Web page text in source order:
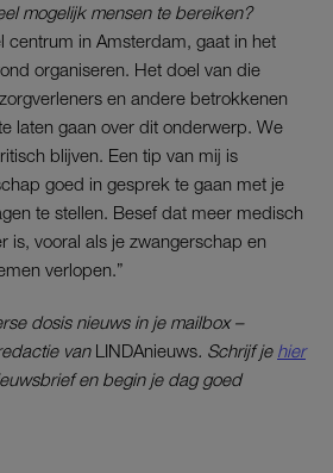
mogelijk mensen te bereiken?
centrum in Amsterdam, gaat in het
organiseren. Het doel van die
en andere betrokkenen
laten gaan over dit onderwerp. We
blijven. Een tip van mij is
goed in gesprek te gaan met je
te stellen. Besef dat meer medisch
is, vooral als je zwangerschap en
verlopen.”
dosis nieuws in je mailbox –
van LINDAnieuws. Schrijf je hier
en begin je dag goed